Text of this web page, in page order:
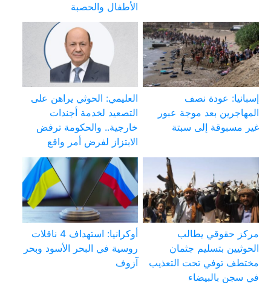
الأطفال والحصبة
إسبانيا: عودة نصف
المهاجرين بعد موجة عبور
غير مسبوقة إلى سبتة
العليمي: الحوثي يراهن على
التصعيد لخدمة أجندات
خارجية.. والحكومة ترفض
الابتزاز لفرض أمر واقع
مركز حقوقي يطالب
الحوثيين بتسليم جثمان
مختطف توفي تحت التعذيب
في سجن بالبيضاء
أوكرانيا: استهداف 4 ناقلات
روسية في البحر الأسود وبحر
آزوف